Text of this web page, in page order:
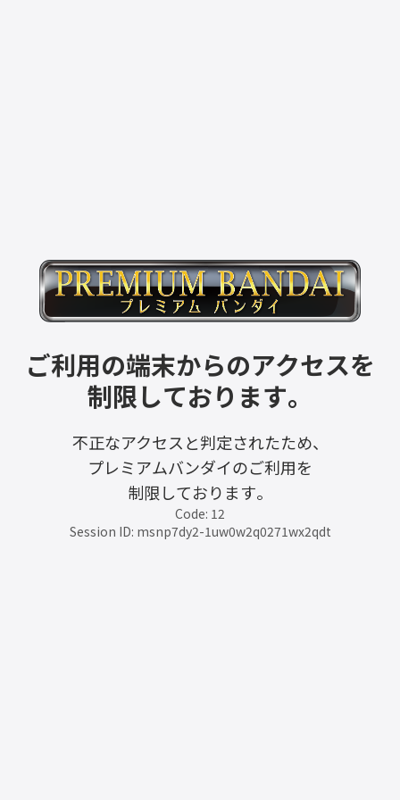
ご利用の端末からのアクセスを
制限しております。
不正なアクセスと判定されたため、
プレミアムバンダイのご利用を
制限しております。
Code: 12
Session ID: msnp7dy2-1uw0w2q0271wx2qdt